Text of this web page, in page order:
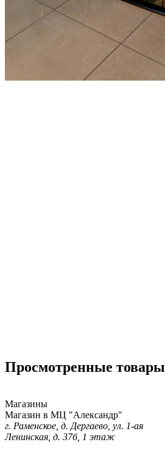
Просмотренные товары
Магазины
Магазин в МЦ "Александр"
г. Раменское, д. Дергаево, ул. 1-ая
Ленинская, д. 37б, 1 этаж